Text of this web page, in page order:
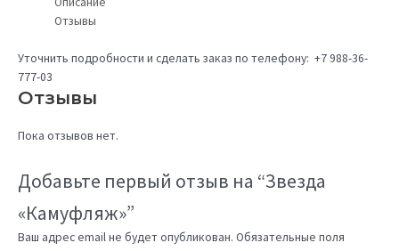
Отзывы
Уточнить подробности и сделать заказ по телефону: +7 988-36-
777-03
Отзывы
Пока отзывов нет.
Добавьте первый отзыв на “Звезда
«Камуфляж»”
Ваш адрес email не будет опубликован. Обязательные поля